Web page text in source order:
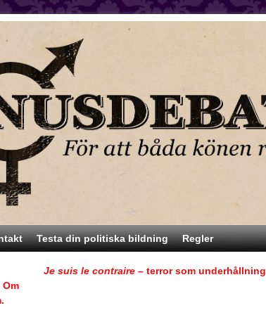
Testa din politiska bildning Regler
Je suis le contraire – terror som underhållning